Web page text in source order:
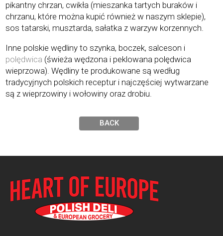
pikantny chrzan, cwikła (mieszanka tartych buraków i
chrzanu, które można kupić również w naszym sklepie),
sos tatarski, musztarda, sałatka z warzyw korzennych.
Inne polskie wędliny to szynka, boczek, salceson i
polędwica (świeża wędzona i peklowana polędwica
wieprzowa). Wędliny te produkowane są według
tradycyjnych polskich receptur i najczęściej wytwarzane
są z wieprzowiny i wołowiny oraz drobiu.
BACK